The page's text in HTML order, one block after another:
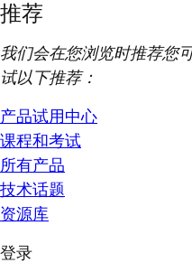
推荐
我们会在您浏览时推荐您
试以下推荐：
产品试用中心
课程和考试
所有产品
技术话题
资源库
登录